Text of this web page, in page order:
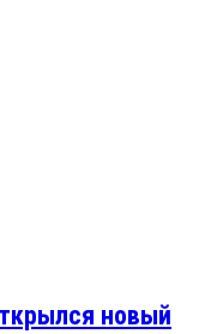
новый